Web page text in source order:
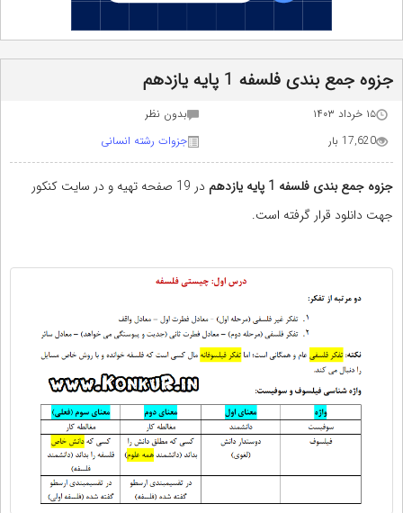
جزوه جمع بندی فلسفه 1 پایه یازدهم
۱۵ خرداد ۱۴۰۳
بدون نظر
17,620 بار
جزوات رشته انسانی
جزوه جمع بندی فلسفه 1 پایه یازدهم
در 19 صفحه تهیه و در سایت کنکور
جهت دانلود قرار گرفته است.